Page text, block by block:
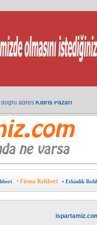
doğru adresKıbrıs Pazarı
yararlanın.
? verebilir ,sponsor
haritası
ÜCRETSİZ ekleyin.
• Firma Rehberi • Etkinlik